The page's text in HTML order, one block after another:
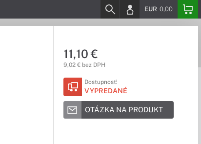
EUR 0,00
11,10 €
9,02 € bez DPH
Dostupnosť:
VYPREDANÉ
OTÁZKA NA PRODUKT